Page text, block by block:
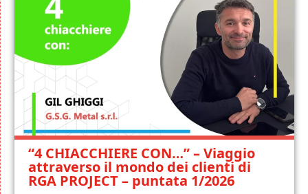
“4 CHIACCHIERE CON…” – Viaggio
attraverso il mondo dei clienti di
RGA PROJECT – puntata 1/2026